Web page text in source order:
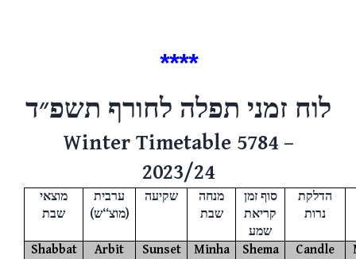
****
לוח זמני תפלה לחורף תשפ״ד
Winter Timetable 5784 –
2023/24
מוצאי
שבת
ערבית
)מוצ“ש(
שקיעה
מנחה
שבת
סוף זמן
קריאת
שמע
הדלקת
נרות
Shabbat
Arbit Sunset Minha
Shema
Candle